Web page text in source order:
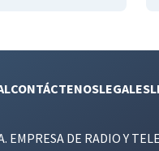
CONTÁCTENOSLEGALES
DE RADIO Y